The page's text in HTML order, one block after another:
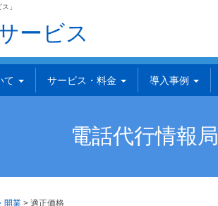
」
ービス
て サービス・料金 導入事例
電話代行情報局
開業 > 適正価格